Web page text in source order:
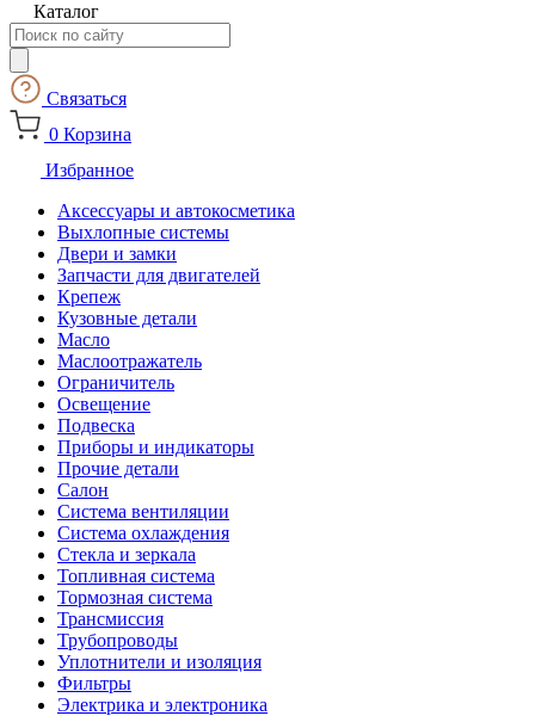
Каталог
Поиск
товаров
Связаться
0 Корзина
Избранное
Аксессуары и автокосметика
Выхлопные системы
Двери и замки
Запчасти для двигателей
Крепеж
Кузовные детали
Масло
Маслоотражатель
Ограничитель
Освещение
Подвеска
Приборы и индикаторы
Прочие детали
Салон
Система вентиляции
Система охлаждения
Стекла и зеркала
Топливная система
Тормозная система
Трансмиссия
Трубопроводы
Уплотнители и изоляция
Фильтры
Электрика и электроника